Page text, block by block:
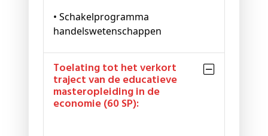
• Schakelprogramma
handelswetenschappen
Toelating tot het verkort
traject van de educatieve
masteropleiding in de
economie (60 SP):